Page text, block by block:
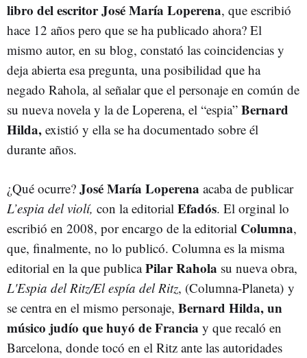
libro del escritor José María Loperena, que escribió
hace 12 años pero que se ha publicado ahora? El
mismo autor, en su blog, constató las coincidencias y
deja abierta esa pregunta, una posibilidad que ha
negado Rahola, al señalar que el personaje en común de
su nueva novela y la de Loperena, el “espia” Bernard
Hilda, existió y ella se ha documentado sobre él
durante años.
¿Qué ocurre? José María Loperena acaba de publicar
L’espia del violí, con la editorial Efadós. El orginal lo
escribió en 2008, por encargo de la editorial Columna,
que, finalmente, no lo publicó. Columna es la misma
editorial en la que publicaPilar Rahola su nueva obra,
L'Espia del Ritz/El espía del Ritz, (Columna-Planeta) y
se centra en el mismo personaje, Bernard Hilda, un
músico judío que huyó de Francia y que recaló en
Barcelona, donde tocó en el Ritz ante las autoridades